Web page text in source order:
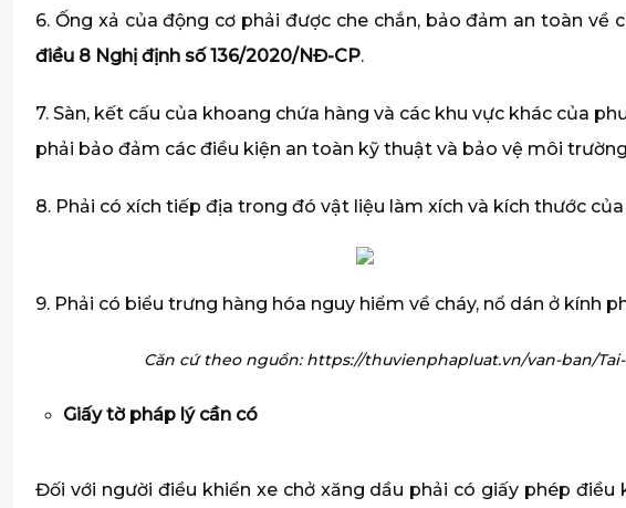
6. Ống xả của động cơ phải được che chắn, bảo đảm an toàn
điều 8 Nghị định số 136/2020/NĐ-CP.
7. Sàn, kết cấu của khoang chứa hàng và các khu vực khác của
phải bảo đảm các điều kiện an toàn kỹ thuật và bảo vệ môi
8. Phải có xích tiếp địa trong đó vật liệu làm xích và kích thước
9. Phải có biểu trưng hàng hóa nguy hiểm về cháy, nổ dán ở kính
Căn cứ theo nguồn: https://thuvienphapluat.vn/van-ban/
Giấy tờ pháp lý cần có
Đối với người điều khiển xe chở xăng dầu phải có giấy phép